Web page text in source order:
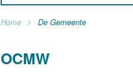
Home De Gemeente
OCMW